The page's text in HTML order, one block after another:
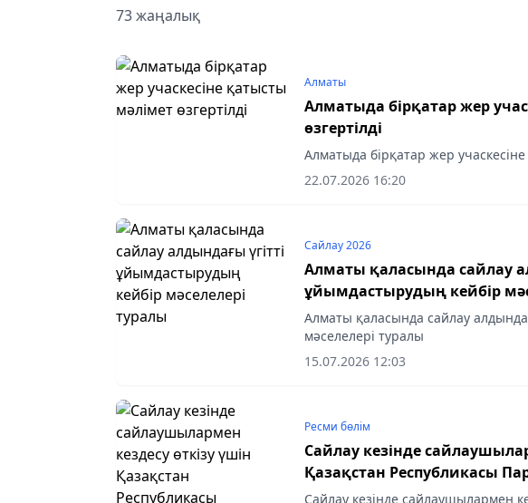
73 жаңалық
Алматы
Алматыда бірқатар жер
өзгертілді
Алматыда бірқатар жер учаскесіне
22.07.2026 16:20
Сайлау 2026
Алматы қаласында сайлау
ұйымдастырудың кейбір
Алматы қаласында сайлау алдындағы үгітті ұйымдастырудың
мәселелері туралы
15.07.2026 12:03
Ресми бөлім
Сайлау кезінде
Қазақстан Республикасы
Алматы қаласының
Сайлау кезінде сайлаушылармен